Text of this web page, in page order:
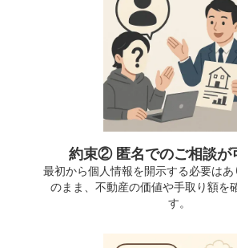
約束② 匿名でのご相談が
最初から個人情報を開示する必要はあ
のまま、不動産の価値や手取り額を
す。